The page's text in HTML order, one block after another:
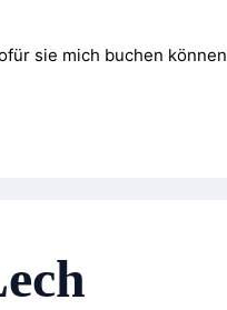
sie mich buchen können